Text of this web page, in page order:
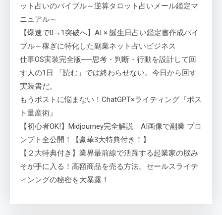
ット占いのバイブル～逆算タロット占いメール鑑定マ
ニュアル～
【爆速で0→1突破へ】AI × 誕生日占い鑑定書作成バイ
ブル～稼ぎに特化した副業ネット占いビジネス
仕事OS実装完全版──思考・判断・行動を設計して回
す人の1日 「読む」では終わらせない。今日から回す
実装書だ。
もうポストに悩まない！ChatGPT×ライティング『ポス
ト量産術』
【初心者OK!】Midjourney完全解説｜AI画像で副業 プロ
ンプト全公開！【豪華3大特典付き！】
【２大特典付き】業界最前線で活躍する起業家の脳み
そが手に入る！高額商品を売る方法。セールスライテ
ィンングの秘密を大暴露！